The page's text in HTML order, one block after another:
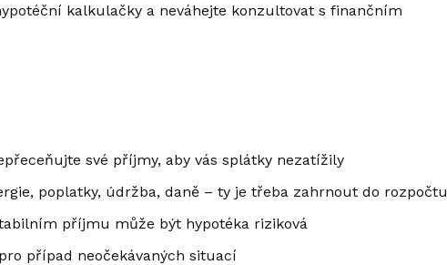
kalkulačky a neváhejte konzultovat s finančním
své příjmy, aby vás splátky nezatížily
poplatky, údržba, daně – ty je třeba zahrnout do rozpočtu
příjmu může být hypotéka riziková
případ neočekávaných situací